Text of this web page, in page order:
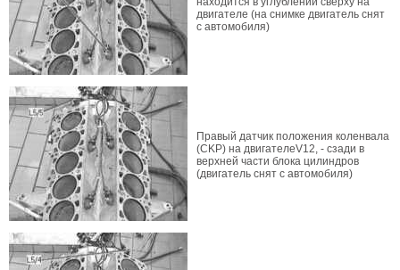
двигателе (на снимке двигатель снят
с автомобиля)
Правый датчик положения коленвала
(CKP) на двигателеV12, - сзади в
верхней части блока цилиндров
(двигатель снят с автомобиля)